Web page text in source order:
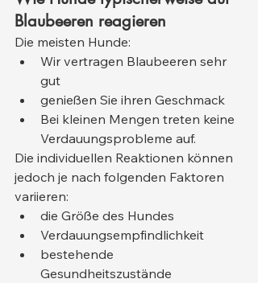
Blaubeeren reagieren
Die meisten Hunde:
Wir vertragen Blaubeeren sehr
gut
genießen Sie ihren Geschmack
Bei kleinen Mengen treten keine
Verdauungsprobleme auf.
Die individuellen Reaktionen können
jedoch je nach folgenden Faktoren
variieren:
die Größe des Hundes
Verdauungsempfindlichkeit
bestehende
Gesundheitszustände